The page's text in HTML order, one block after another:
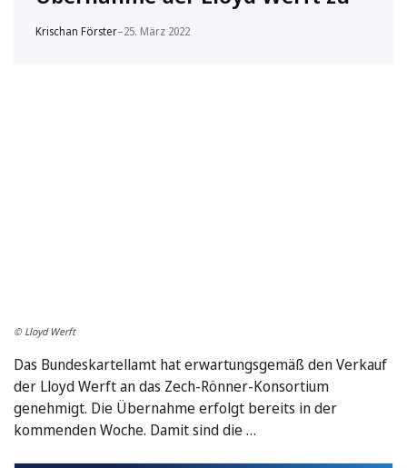
Krischan Förster–25. März 2022
© Lloyd Werft
Das Bundeskartellamt hat erwartungsgemäß den Verkauf
der Lloyd Werft an das Zech-Rönner-Konsortium
genehmigt. Die Übernahme erfolgt bereits in der
kommenden Woche. Damit sind die …